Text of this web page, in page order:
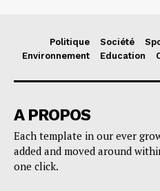
Politique Société
Environnement
Education
A PROPOS
Each template in our ever
added and moved around
one click.